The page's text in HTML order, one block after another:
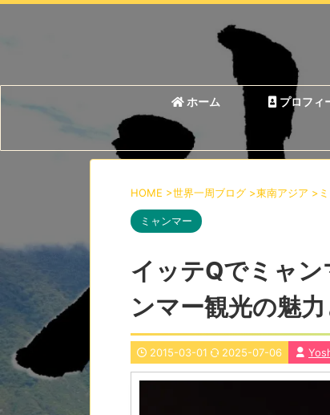
ホーム プロフィ
HOME >世界一周ブログ >東南アジア >
ミャンマー
イッテQでミャ
ンマー観光の魅力
2015-03-01 2025-07-06